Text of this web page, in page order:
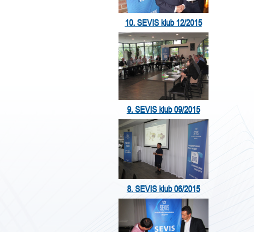
10. SEVIS klub 12/2015
9. SEVIS klub 09/2015
8. SEVIS klub 06/2015